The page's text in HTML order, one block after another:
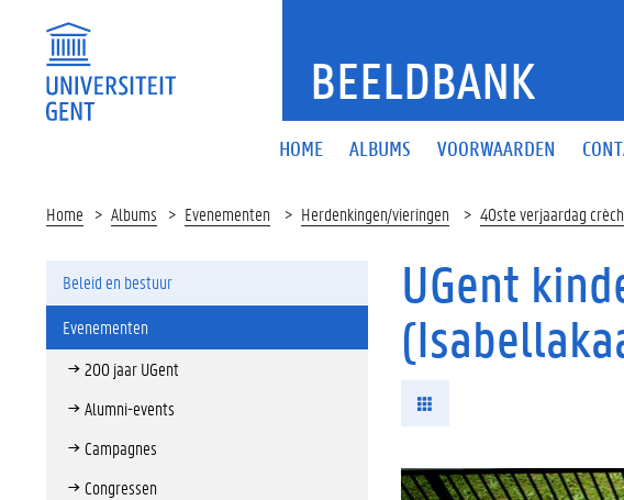
BEELDBANK
HOME ALBUMS VOORWAARDEN
Home Albums Evenementen Herdenkingen/vieringen 40ste verjaardag
Beleid en bestuur
Evenementen
200 jaar UGent
Alumni-events
Campagnes
Congressen
UGent